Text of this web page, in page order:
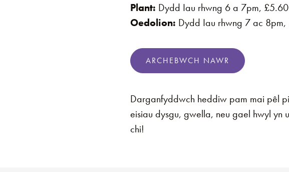
Plant: Dydd Iau rhwng 6 a 7pm,
Oedolion: Dydd Iau rhwng 7 ac
ARCHEBWCH NAWR
Darganfyddwch heddiw pam mai pêl
eisiau dysgu, gwella, neu gael hwyl yn
chi!